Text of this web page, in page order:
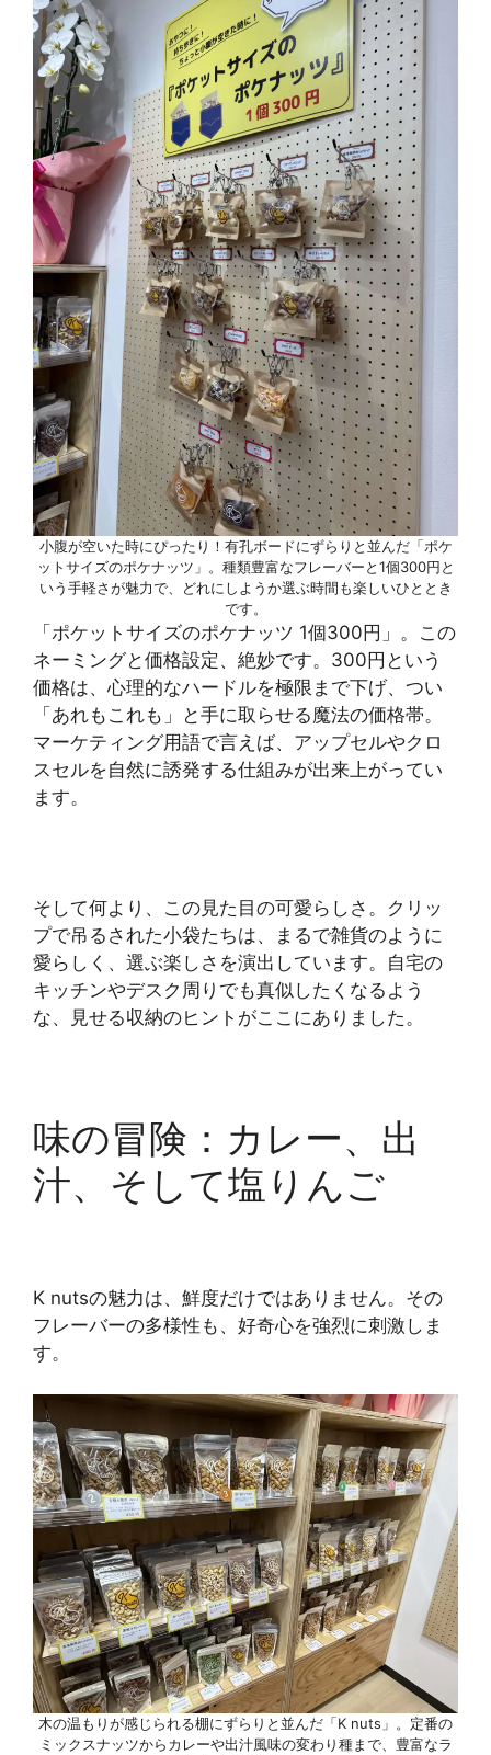
小腹が空いた時にぴったり！有孔ボードにずらりと並んだ「ポケ
ットサイズのポケナッツ」。種類豊富なフレーバーと1個300円と
いう手軽さが魅力で、どれにしようか選ぶ時間も楽しいひととき
です。
「ポケットサイズのポケナッツ 1個300円」。この
ネーミングと価格設定、絶妙です。300円という
価格は、心理的なハードルを極限まで下げ、つい
「あれもこれも」と手に取らせる魔法の価格帯。
マーケティング用語で言えば、アップセルやクロ
スセルを自然に誘発する仕組みが出来上がってい
ます。
そして何より、この見た目の可愛らしさ。クリッ
プで吊るされた小袋たちは、まるで雑貨のように
愛らしく、選ぶ楽しさを演出しています。自宅の
キッチンやデスク周りでも真似したくなるよう
な、見せる収納のヒントがここにありました。
味の冒険：カレー、出
汁、そして塩りんご
K nutsの魅力は、鮮度だけではありません。その
フレーバーの多様性も、好奇心を強烈に刺激しま
す。
木の温もりが感じられる棚にずらりと並んだ「K nuts」。定番の
ミックスナッツからカレーや出汁風味の変わり種まで、豊富なラ